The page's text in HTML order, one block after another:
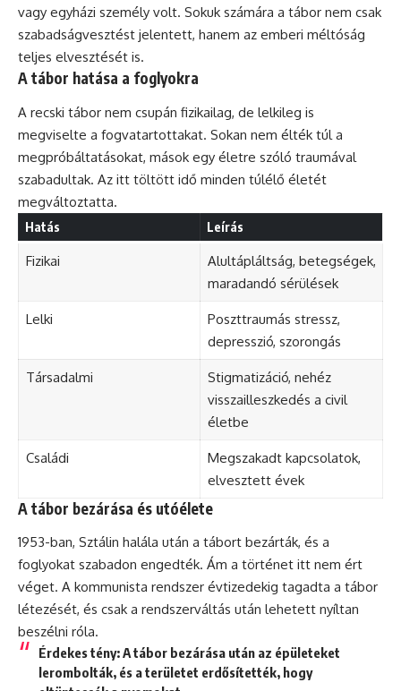
vagy egyházi személy volt. Sokuk számára a tábor nem csak
szabadságvesztést jelentett, hanem az emberi méltóság
teljes elvesztését is.
A tábor hatása a foglyokra
A recski tábor nem csupán fizikailag, de lelkileg is
megviselte a fogvatartottakat. Sokan nem élték túl a
megpróbáltatásokat, mások egy életre szóló traumával
szabadultak. Az itt töltött idő minden túlélő életét
megváltoztatta.
Hatás Leírás
Fizikai
Alultápláltság, betegségek,
maradandó sérülések
Lelki
Poszttraumás stressz,
depresszió, szorongás
Társadalmi
Stigmatizáció, nehéz
visszailleszkedés a civil
életbe
Családi
Megszakadt kapcsolatok,
elvesztett évek
A tábor bezárása és utóélete
1953-ban, Sztálin halála után a tábort bezárták, és a
foglyokat szabadon engedték. Ám a történet itt nem ért
véget. A kommunista rendszer évtizedekig tagadta a tábor
létezését, és csak a rendszerváltás után lehetett nyíltan
beszélni róla.
Érdekes tény:A tábor bezárása után az épületeket
lerombolták, és a területet erdősítették, hogy